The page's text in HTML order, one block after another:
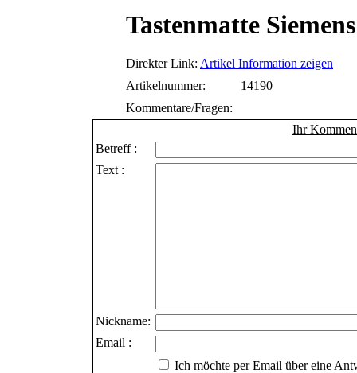
Tastenmatte
Direkter Link: Artikel Information zeigen
Artikelnummer:
14190
Kommentare/Fragen:
Ihr
Betreff :
Text :
Nickname:
Email :
Ich möchte per Email über eine